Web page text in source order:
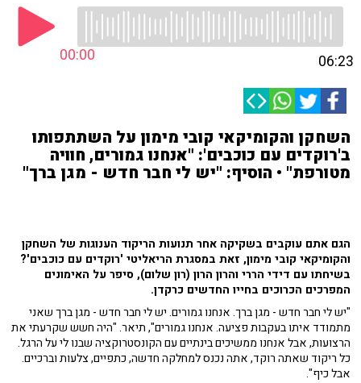
00:00 06:23
השחקן והקומיקאי קובי מימון על השתתפותו
ב'רוקדים עם כוכבים': "אנחנו גמורים, חוויה
מטורפת" • הוסיף: "יש לי חבר חדש - מגן ברך"
הגם אתם עוקבים בשקיקה אחר תנועות הריקוד הענוגות של השחקן
והקומיקאי קובי מימון, זאת במסגרת הריאליטי 'רוקדים עם כוכבים'?
בשיחתו עם דידי הררי והרון הרון (רון שלום), סיפר על האימונים
המפרכים הכרוכים בחייו החדשים כרקדן.
"יש לי חבר חדש - מגן ברך. אנחנו גמורים. יש לי חבר חדש - מגן ברך שאני
מתמודד איתו בעקבות פציעה. אנחנו גמורים", תיאר. "היה חשש שקרעתי את
הרצועות, אבל אנחנו ממשיכים בינתיים עם הקונסטרוקציה שבנו לי על הרגל.
כל ריקוד שאתה רוקד, אתה נכנס למחלקה חדשה, כתפיים, צלעות וברכיים.
אבל כיף".